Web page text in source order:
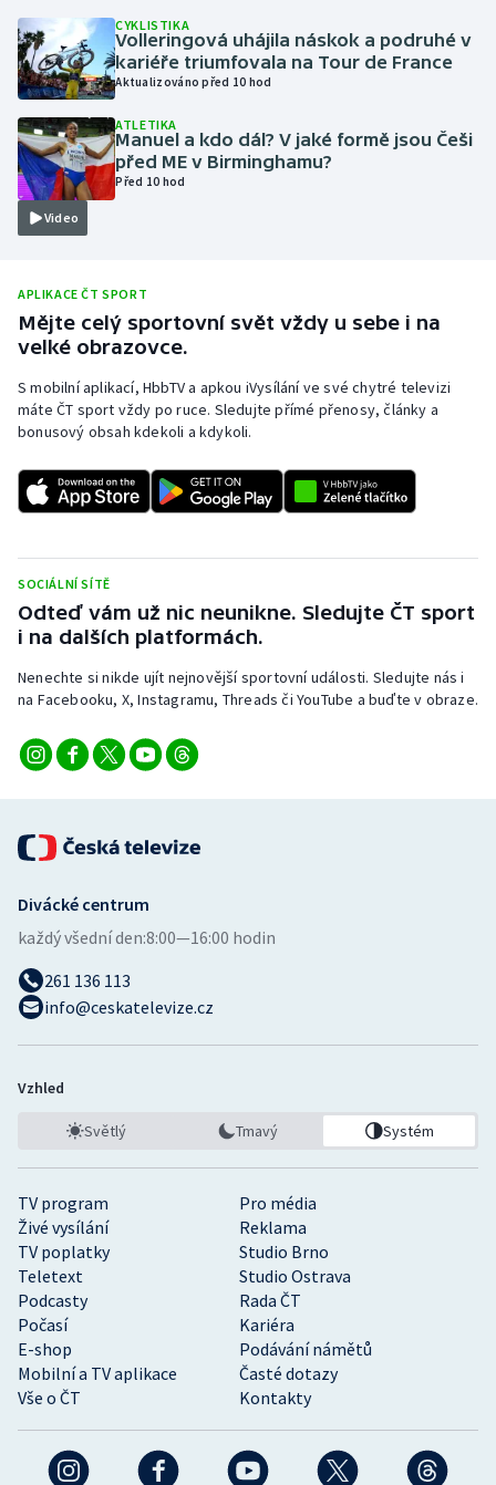
Olympijské hry
Parasport
Plavání
Plážový volejbal
Rychlobruslení
Rychlostní kanoistika
Short track
Stolní tenis
Triatlon
Veslování
Vodní slalom
Ostatní
CYKLISTIKA
Volleringová uhájila náskok a podruhé v
kariéře triumfovala na Tour de France
Aktualizováno před 10 hod
Video
ATLETIKA
Manuel a kdo dál? V jaké formě jsou Češi
před ME v Birminghamu?
Před 10 hod
APLIKACE ČT SPORT
Mějte celý sportovní svět vždy u sebe i na
velké obrazovce.
S mobilní aplikací, HbbTV a apkou iVysílání ve své chytré televizi
máte ČT sport vždy po ruce. Sledujte přímé přenosy, články a
bonusový obsah kdekoli a kdykoli.
SOCIÁLNÍ SÍTĚ
Odteď vám už nic neunikne. Sledujte ČT sport
i na dalších platformách.
Nenechte si nikde ujít nejnovější sportovní události. Sledujte nás i
na Facebooku, X, Instagramu, Threads či YouTube a buďte v obraze.
TV program
Pro média
Živé vysílání
Reklama
TV poplatky
Studio Brno
Teletext
Studio Ostrava
Podcasty
Rada ČT
Počasí
Kariéra
E-shop
Podávání námětů
Mobilní a TV aplikace
Časté dotazy
Vše o ČT
Kontakty
Divácké centrum
každý všední den:8:00—16:00 hodin
261 136 113
info@ceskatelevize.cz
Vzhled
Světlý Tmavý Systém